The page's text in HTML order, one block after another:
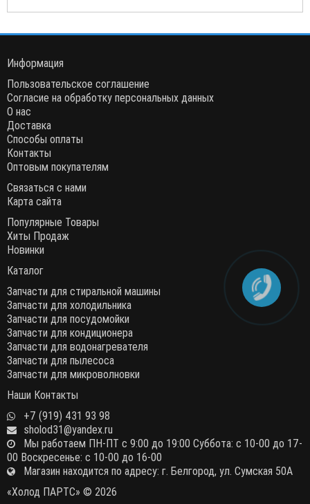
Информация
Пользовательское соглашение
Согласие на обработку персональных данных
О нас
Доставка
Способы оплаты
Контакты
Оптовым покупателям
Связаться с нами
Карта сайта
Популярные Товары
Хиты Продаж
Новинки
Каталог
Запчасти для стиральной машины
Запчасти для холодильника
Запчасти для посудомойки
Запчасти для кондиционера
Запчасти для водонагревателя
Запчасти для пылесоса
Запчасти для микроволновки
Наши Контакты
+7 (919) 431 93 98
sholod31@yandex.ru
Мы работаем ПН-ПТ с 9:00 до 19:00 Суббота: с 10-00 до 17-
00 Воскресенье: с 10-00 до 16-00
Магазин находится по адресу: г. Белгород, ул. Сумская 50А
«Холод ПАРТС» © 2026